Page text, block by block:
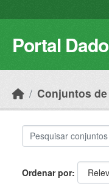
Portal
Conjuntos
Ordenar por